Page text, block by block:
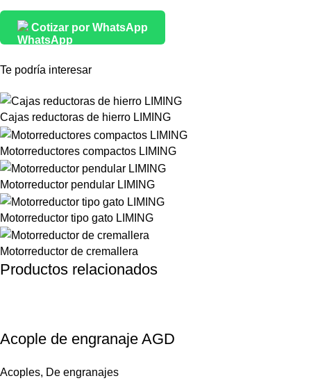
Cotizar por WhatsApp
Te podría interesar
Cajas reductoras de hierro LIMING
Motorreductores compactos LIMING
Motorreductor pendular LIMING
Motorreductor tipo gato LIMING
Motorreductor de cremallera
Productos relacionados
Acople de engranaje AGD
Acoples, De engranajes